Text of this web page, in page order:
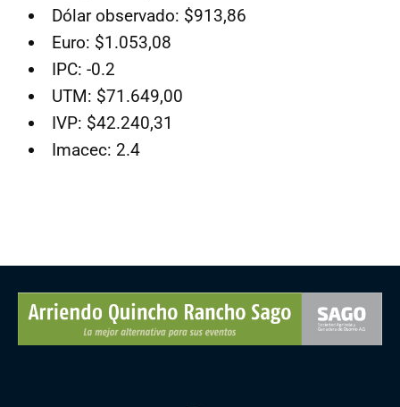
Dólar observado: $913,86
Euro: $1.053,08
IPC: -0.2
UTM: $71.649,00
IVP: $42.240,31
Imacec: 2.4